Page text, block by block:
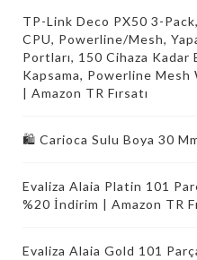
TP-Link Deco PX50 3-
CPU, Powerline/Mesh,
Portları, 150 Cihaza Kadar
Kapsama, Powerline
| Amazon TR Fırsatı
🛍️ Carioca Sulu Boya 30
Evaliza Alaia Platin 101
%20 İndirim | Amazon TR
Evaliza Alaia Gold 101